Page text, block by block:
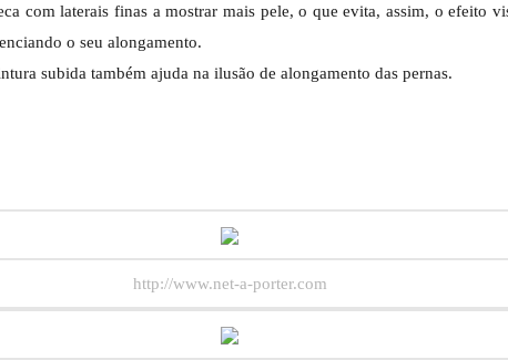
com laterais finas a mostrar mais pele, o que evita, assim, o efeito
o seu alongamento.
subida também ajuda na ilusão de alongamento das pernas.
http://www.net-a-porter.com